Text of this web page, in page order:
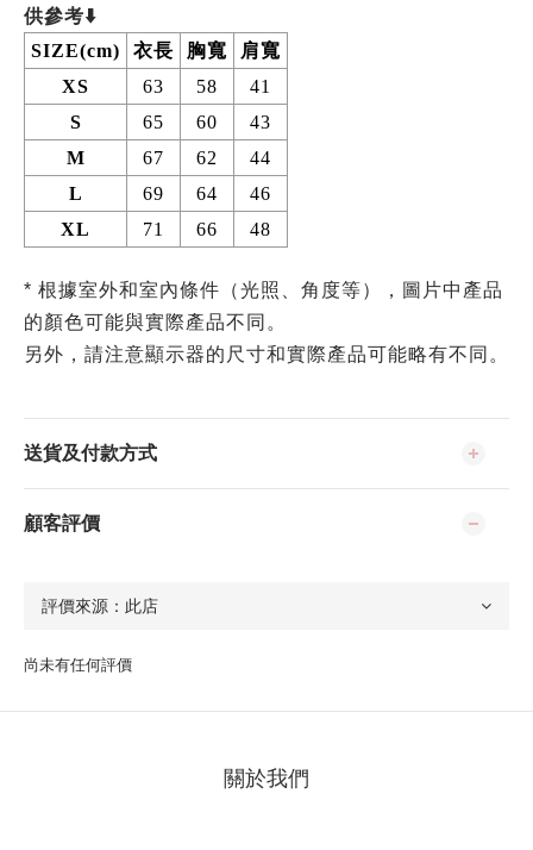
供參考⬇️
SIZE(cm)
衣長 胸寬
肩寬
XS
63 58
41
S
65 60
43
M
67 62
44
L
69 64
46
XL
71 66 48
* 根據室外和室內條件（光照、角度等），圖片中產品
的顏色可能與實際產品不同。
另外，請注意顯示器的尺寸和實際產品可能略有不同。
送貨及付款方式
顧客評價
尚未有任何評價
關於我們